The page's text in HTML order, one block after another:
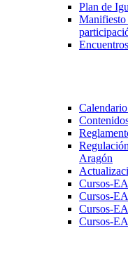
Plan de
Aragón
Cursos-
Cursos-
Cursos-
Cursos-